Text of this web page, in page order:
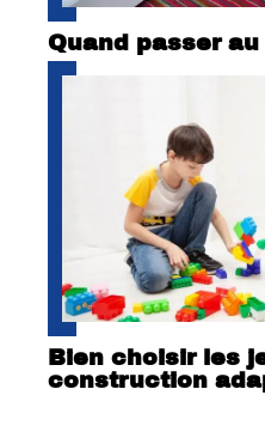
Quand passer
Bien choisir les
construction